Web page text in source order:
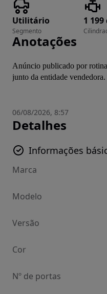
Utilitário
Segmento
1 199
Anotações
Anúncio publicado por
junto da entidade vendedora.
06/08/2026, 8:57
Detalhes
Informações
Marca
Modelo
Versão
Cor
Nº de portas